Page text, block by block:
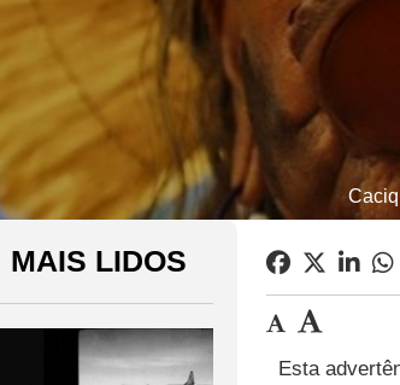
MAIS LIDOS
Esta